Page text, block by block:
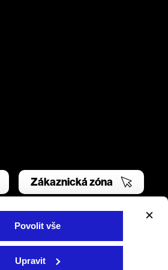
Povolit vše
Upravit
Zákaznická zóna